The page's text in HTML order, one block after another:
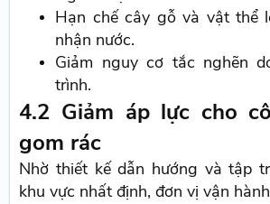
Hạn chế cây gỗ và vật thể
nhận nước.
Giảm nguy cơ tắc nghẽn
trình.
4.2 Giảm áp lực cho
gom rác
Nhờ thiết kế dẫn hướng và tập
khu vực nhất định, đơn vị vận